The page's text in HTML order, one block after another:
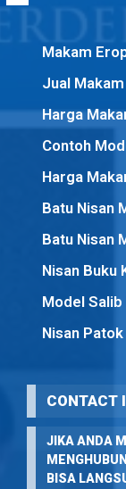
Makam
Jual
Harga
Contoh
Harga
Batu Nisan
Batu Nisan
Nisan Buku
Model Salib
Nisan
CONTACT
JIKA ANDA
BISA